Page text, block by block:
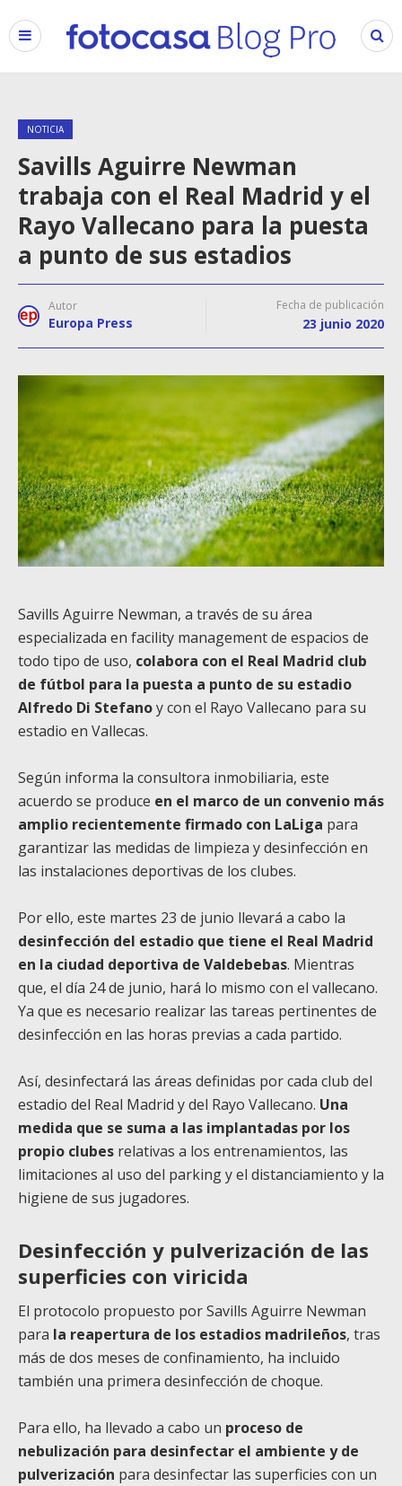
NOTICIA
Savills Aguirre Newman
trabaja con el Real Madrid y el
Rayo Vallecano para la puesta
a punto de sus estadios
Autor
Europa Press
Fecha de publicación
23 junio 2020
Savills Aguirre Newman, a través de su área
especializada en facility management de espacios de
todo tipo de uso, colabora con el Real Madrid club
de fútbol para la puesta a punto de su estadio
Alfredo Di Stefanoy con el Rayo Vallecano para su
estadio en Vallecas.
Según informa la consultora inmobiliaria, este
acuerdo se produce en el marco de un convenio más
amplio recientemente firmado con LaLiga para
garantizar las medidas de limpieza y desinfección en
las instalaciones deportivas de los clubes.
Por ello, este martes 23 de junio llevará a cabo la
desinfección del estadio que tiene el Real Madrid
en la ciudad deportiva de Valdebebas. Mientras
que, el día 24 de junio, hará lo mismo con el vallecano.
Ya que es necesario realizar las tareas pertinentes de
desinfección en las horas previas a cada partido.
Así, desinfectará las áreas definidas por cada club del
estadio del Real Madrid y del Rayo Vallecano. Una
medida que se suma a las implantadas por los
propio clubes relativas a los entrenamientos, las
limitaciones al uso del parking y el distanciamiento y la
higiene de sus jugadores.
Desinfección y pulverización de las
superficies con viricida
El protocolo propuesto por Savills Aguirre Newman
para la reapertura de los estadios madrileños, tras
más de dos meses de confinamiento, ha incluido
también una primera desinfección de choque.
Para ello, ha llevado a cabo un proceso de
nebulización para desinfectar el ambiente y de
pulverización para desinfectar las superficies con un